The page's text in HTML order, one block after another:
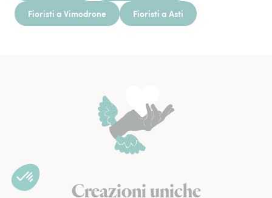
Fioristi a Vimodrone Fioristi a Asti
Creazioni uniche